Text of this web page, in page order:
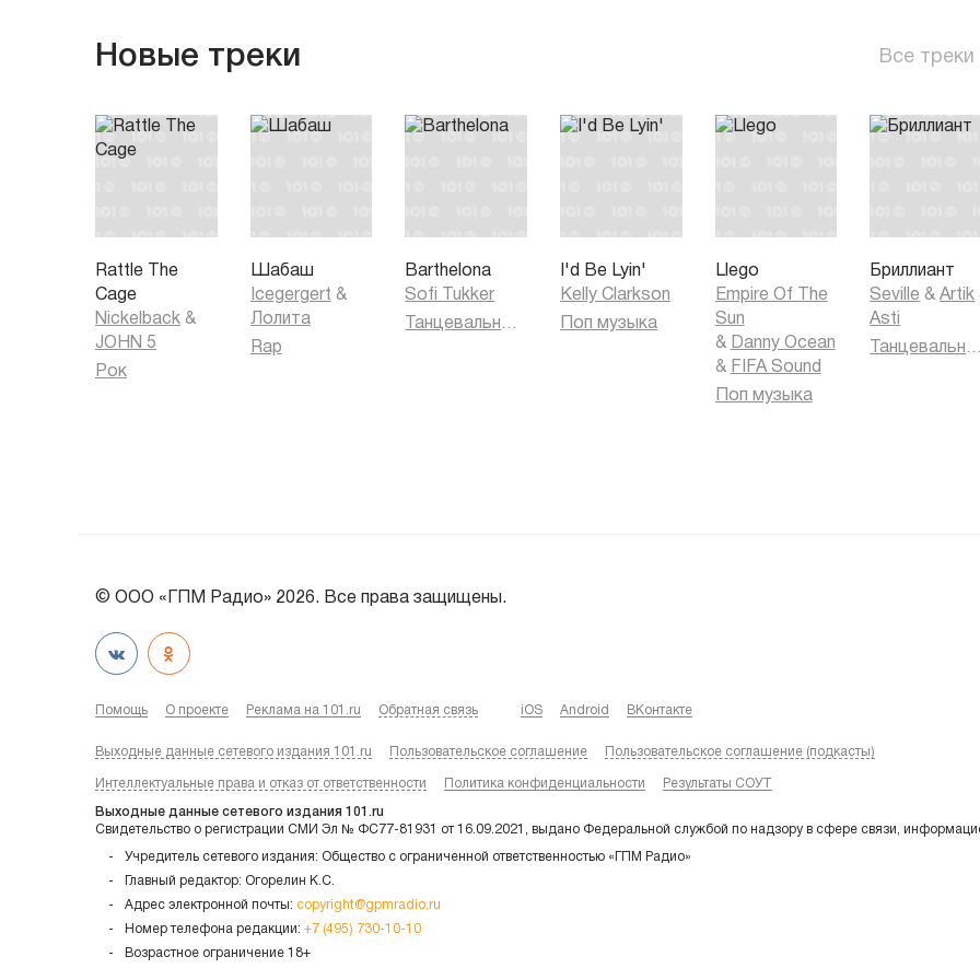
Новые треки Все треки
Rattle The
Cage
Nickelback &
JOHN 5
Рок
Шабаш
Icegergert &
Лолита
Rap
Barthelona
Sofi Tukker
Танцевальная музыка
I'd Be Lyin'
Kelly Clarkson
Поп музыка
Llego
Empire Of The
Sun
&
Danny Ocean
& FIFA Sound
Поп музыка
Бриллиант
Seville &Artik
Asti
Танцевальная музыка
© ООО «ГПМ Радио» 2026. Все права защищены.
Помощь О проекте Реклама на 101.ru Обратная связь iOS Android ВКонтакте
Выходные данные сетевого издания 101.ru Пользовательское соглашение Пользовательское соглашение (подкасты)
Интеллектуальные права и отказ от ответственности Политика конфиденциальности Результаты СОУТ
Выходные данные сетевого издания 101.ru
Свидетельство о регистрации СМИ Эл № ФС77-81931 от 16.09.2021, выдано Федеральной службой по надзору в сфере связи,
Учредитель сетевого издания: Общество с ограниченной ответственностью «ГПМ Радио»
Главный редактор: Огорелин К.С.
Адрес электронной почты: copyright@gpmradio.ru
Номер телефона редакции: +7 (495) 730-10-10
Возрастное ограничение 18+